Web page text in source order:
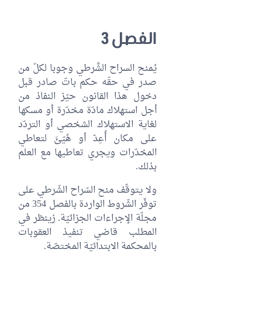
الفصل 3
يُمنح السراح الشَّرطي وجوبا لكلّ من
صدر في حقّه حكم باتّ صادر قبل
دخول هذا القانون حيّز النفاذ من
أجل استهلاك مادّة مخدّرة أو مسكها
لغاية الاستهلاك الشخصي أو التردّد
على مكان أُعِدّ أو هُيّئَ لتعاطي
المخدّرات ويجري تعاطيها مع العلم
بذلك.
ولا يتوقّف منح السّراح الشّرطي على
توفّر الشّروط الواردة بالفصل 354 من
مجلّة الإجراءات الجزائيّة. زينظر في
المطلب قاضي تنفيذ العقوبات
بالمحكمة الابتدائيّة المختصّة.